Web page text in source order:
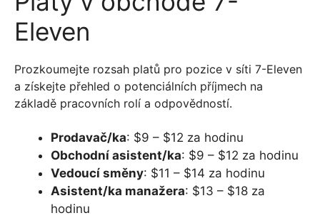
Eleven
Prozkoumejte rozsah platů pro pozice v síti 7-Eleven
a získejte přehled o potenciálních příjmech na
základě pracovních rolí a odpovědností.
Prodavač/ka: $9 – $12 za hodinu
Obchodní asistent/ka: $9 – $12 za hodinu
Vedoucí směny: $11 – $14 za hodinu
Asistent/ka manažera: $13 – $18 za
hodinu